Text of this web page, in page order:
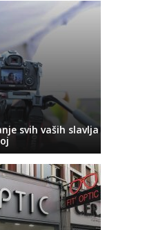
svih vaših slavlja